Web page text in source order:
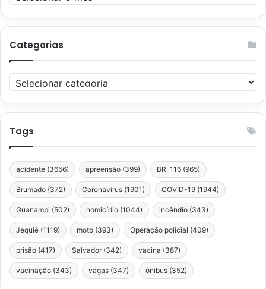
Categorias
Categorias
Tags
acidente (3656) apreensão (399) BR-116 (965)
Brumado (372) Coronavírus (1901) COVID-19 (1944)
Guanambi (502) homicídio (1044) incêndio (343)
Jequié (1119) moto (393) Operação policial (409)
prisão (417) Salvador (342) vacina (387)
vacinação (343) vagas (347) ônibus (352)